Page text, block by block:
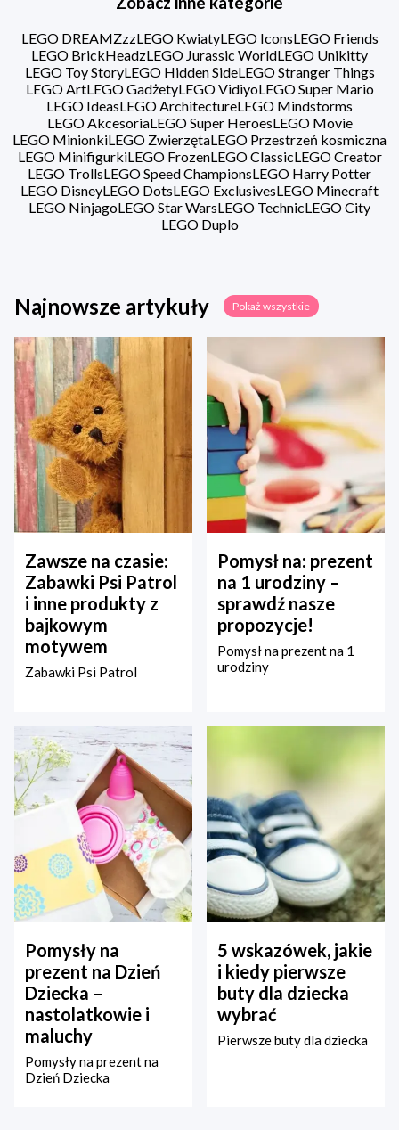
LEGO DREAMZzzLEGO KwiatyLEGO IconsLEGO Friends
LEGO BrickHeadzLEGO Jurassic WorldLEGO Unikitty
LEGO Toy StoryLEGO Hidden SideLEGO Stranger Things
LEGO ArtLEGO GadżetyLEGO VidiyoLEGO Super Mario
LEGO IdeasLEGO ArchitectureLEGO Mindstorms
LEGO AkcesoriaLEGO Super HeroesLEGO Movie
LEGO MinionkiLEGO ZwierzętaLEGO Przestrzeń kosmiczna
LEGO MinifigurkiLEGO FrozenLEGO ClassicLEGO Creator
LEGO TrollsLEGO Speed ChampionsLEGO Harry Potter
LEGO DisneyLEGO DotsLEGO ExclusivesLEGO Minecraft
LEGO NinjagoLEGO Star WarsLEGO TechnicLEGO City
LEGO Duplo
Najnowsze artykuły Pokaż wszystkie
Zawsze na czasie:
Zabawki Psi Patrol
i inne produkty z
bajkowym
motywem
Zabawki Psi Patrol
Pomysł na: prezent
na 1 urodziny –
sprawdź nasze
propozycje!
Pomysł na prezent na 1
urodziny
Pomysły na
prezent na Dzień
Dziecka –
nastolatkowie i
maluchy
Pomysły na prezent na
Dzień Dziecka
5 wskazówek, jakie
i kiedy pierwsze
buty dla dziecka
wybrać
Pierwsze buty dla dziecka